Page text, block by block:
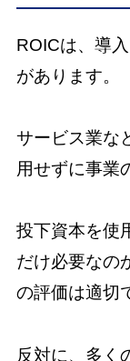
ROICは、導
があります。
サービス業な
用せずに事業
投下資本を使
だけ必要なの
の評価は適切
反対に、多く